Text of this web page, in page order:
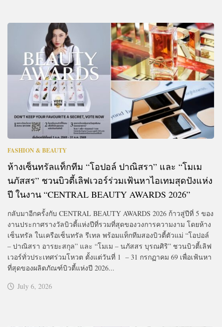
FASHION & BEAUTY
ห้างเซ็นทรัลแท็กทีม “โอปอล์ ปาณิสรา” และ “โมเม
นภัสสร” ชวนบิวตี้เลิฟเวอร์ร่วมเฟ้นหาไอเทมสุดปังแห่ง
ปี ในงาน “CENTRAL BEAUTY AWARDS 2026”
กลับมาอีกครั้งกับ CENTRAL BEAUTY AWARDS 2026 ก้าวสู่ปีที่ 5 ของ
งานประกาศรางวัลบิวตี้แห่งปีที่รวมที่สุดของวงการความงาม โดยห้าง
เซ็นทรัล ในเครือเซ็นทรัล รีเทล พร้อมแท็กทีมสองบิวตี้ตัวแม่ “โอปอล์
– ปาณิสรา อารยะสกุล” และ “โมเม – นภัสสร บุรณศิริ” ชวนบิวตี้เลิฟ
เวอร์ทั่วประเทศร่วมโหวต ตั้งแต่วันที่ 1 – 31 กรกฏาคม 69 เพื่อเฟ้นหา
ที่สุดของผลิตภัณฑ์บิวตี้แห่งปี 2026...
July 6, 2026